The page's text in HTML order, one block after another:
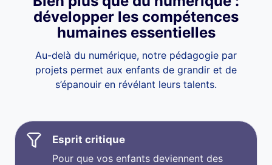
développer les compétences
humaines essentielles
Au-delà du numérique, notre pédagogie par
projets permet aux enfants de grandir et de
s’épanouir en révélant leurs talents.
Esprit critique
Pour que vos enfants deviennent des